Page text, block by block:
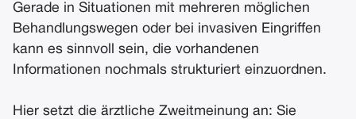
Gerade in Situationen mit mehreren möglichen
Behandlungswegen oder bei invasiven Eingriffen
kann es sinnvoll sein, die vorhandenen
Informationen nochmals strukturiert einzuordnen.
Hier setzt die ärztliche Zweitmeinung an: Sie